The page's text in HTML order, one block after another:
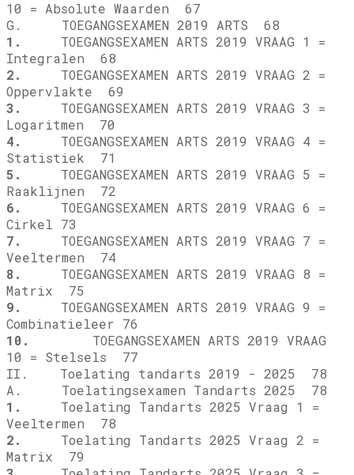
10 = Absolute Waarden 67
G. TOEGANGSEXAMEN 2019 ARTS 68
1.
TOEGANGSEXAMEN ARTS 2019 VRAAG 1 =
Integralen 68
2.
TOEGANGSEXAMEN ARTS 2019 VRAAG 2 =
Oppervlakte 69
3.
TOEGANGSEXAMEN ARTS 2019 VRAAG 3 =
Logaritmen 70
4.
TOEGANGSEXAMEN ARTS 2019 VRAAG 4 =
Statistiek 71
5.
TOEGANGSEXAMEN ARTS 2019 VRAAG 5 =
Raaklijnen 72
6.
TOEGANGSEXAMEN ARTS 2019 VRAAG 6 =
Cirkel 73
7.
TOEGANGSEXAMEN ARTS 2019 VRAAG 7 =
Veeltermen 74
8.
TOEGANGSEXAMEN ARTS 2019 VRAAG 8 =
Matrix 75
9.
TOEGANGSEXAMEN ARTS 2019 VRAAG 9 =
Combinatieleer 76
10.
TOEGANGSEXAMEN ARTS 2019 VRAAG
10 = Stelsels 77
II. Toelating tandarts 2019 - 2025 78
A. Toelatingsexamen Tandarts 2025 78
1.
Toelating Tandarts 2025 Vraag 1 =
Veeltermen 78
2.
Toelating Tandarts 2025 Vraag 2 =
Matrix 79